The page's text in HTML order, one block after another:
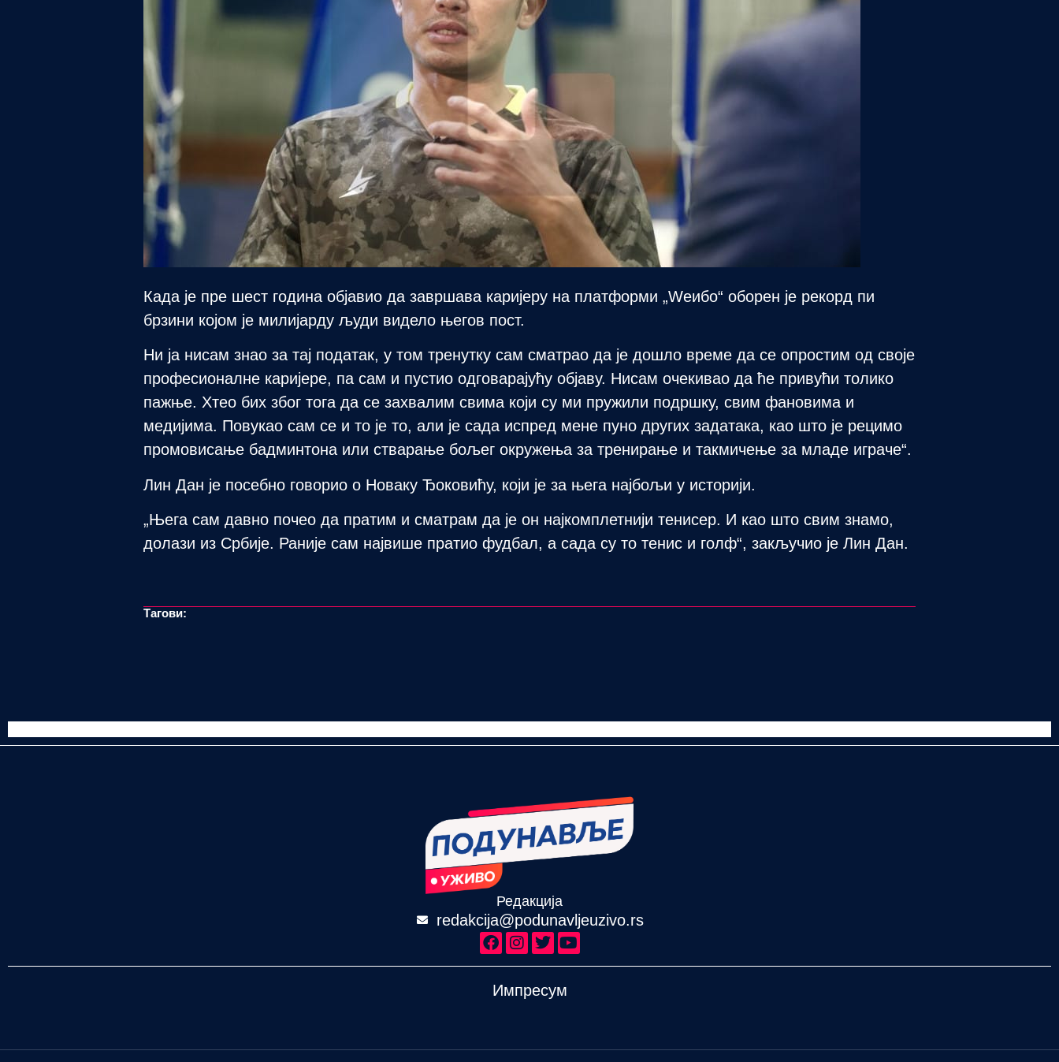
Када је пре шест година објавио да завршава каријеру на платформи „Wеибо“ оборен је рекорд пи
брзини којом је милијарду људи видело његов пост.
Ни ја нисам знао за тај податак, у том тренутку сам сматрао да је дошло време да се опростим од своје
професионалне каријере, па сам и пустио одговарајућу објаву. Нисам очекивао да ће привући толико
пажње. Хтео бих због тога да се захвалим свима који су ми пружили подршку, свим фановима и
медијима. Повукао сам се и то је то, али је сада испред мене пуно других задатака, као што је рецимо
промовисање бадминтона или стварање бољег окружења за тренирање и такмичење за младе играче“.
Лин Дан је посебно говорио о Новаку Ђоковићу, који је за њега најбољи у историји.
„Њега сам давно почео да пратим и сматрам да је он најкомплетнији тенисер. И као што свим знамо,
долази из Србије. Раније сам највише пратио фудбал, а сада су то тенис и голф“, закључио је Лин Дан.
Тагови:
Редакција
redakcija@podunavljeuzivo.rs
Импресум